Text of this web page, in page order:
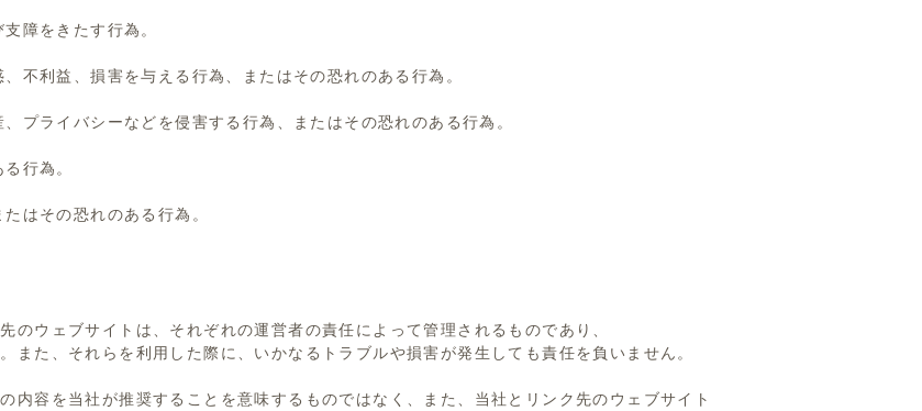
障をきたす行為。
、不利益、損害を与える行為、またはその恐れのある行為。
プライバシーなどを侵害する行為、またはその恐れのある行為。
行為。
はその恐れのある行為。
のウェブサイトは、 それぞれの運営者の責任によって管理されるものであり、
また、それらを利用した際に、いかなるトラブルや損害が発生しても責任を負いません。
内容を当社が推奨することを意味するものではなく、また、当社とリンク先のウェブサイト